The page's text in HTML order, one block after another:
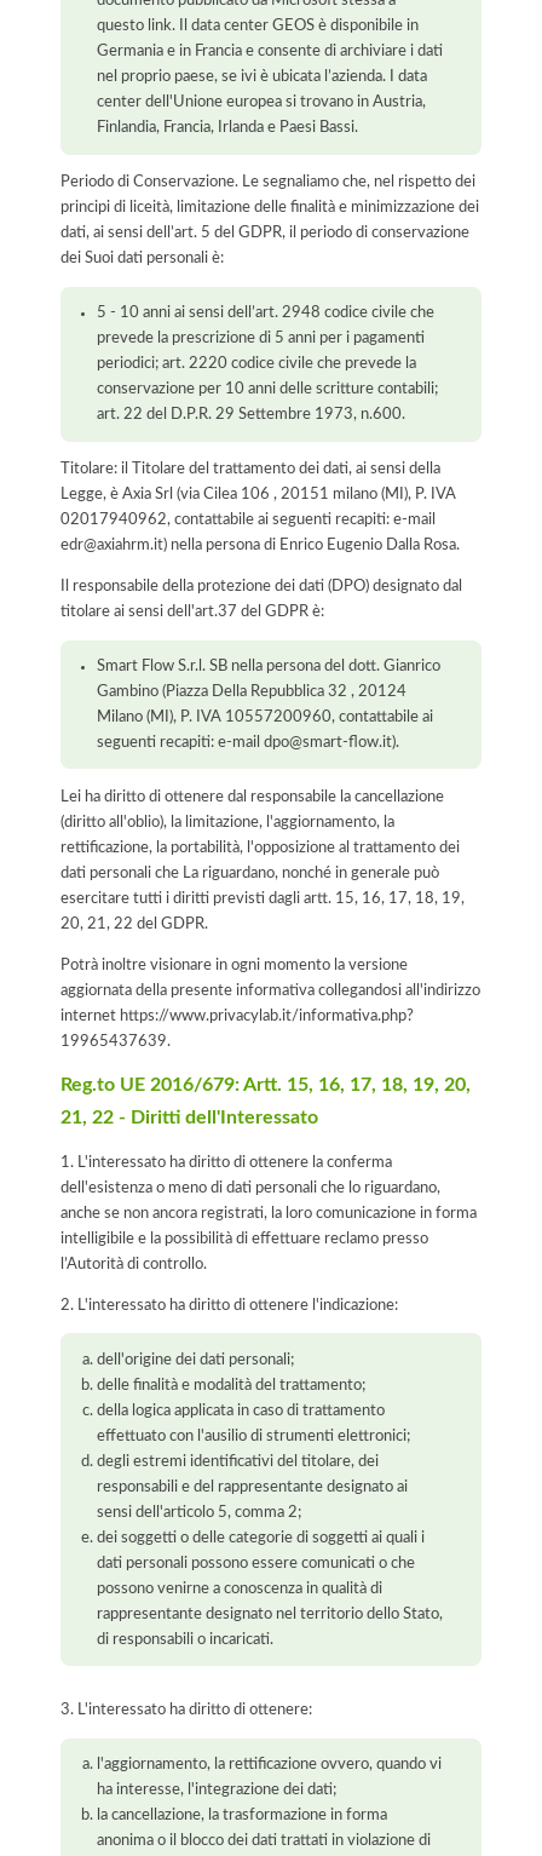
questo link. Il data center GEOS è disponibile in
Germania e in Francia e consente di archiviare i dati
nel proprio paese, se ivi è ubicata l’azienda. I data
center dell'Unione europea si trovano in Austria,
Finlandia, Francia, Irlanda e Paesi Bassi.
Periodo di Conservazione. Le segnaliamo che, nel rispetto dei
principi di liceità, limitazione delle finalità e minimizzazione dei
dati, ai sensi dell’art. 5 del GDPR, il periodo di conservazione
dei Suoi dati personali è:
5 - 10 anni ai sensi dell’art. 2948 codice civile che
prevede la prescrizione di 5 anni per i pagamenti
periodici; art. 2220 codice civile che prevede la
conservazione per 10 anni delle scritture contabili;
art. 22 del D.P.R. 29 Settembre 1973, n.600.
Titolare: il Titolare del trattamento dei dati, ai sensi della
Legge, è Axia Srl (via Cilea 106 , 20151 milano (MI), P. IVA
02017940962, contattabile ai seguenti recapiti: e-mail
edr@axiahrm.it) nella persona di Enrico Eugenio Dalla Rosa.
Il responsabile della protezione dei dati (DPO) designato dal
titolare ai sensi dell'art.37 del GDPR è:
Smart Flow S.r.l. SB nella persona del dott. Gianrico
Gambino (Piazza Della Repubblica 32 , 20124
Milano (MI), P. IVA 10557200960, contattabile ai
seguenti recapiti: e-mail dpo@smart-flow.it).
Lei ha diritto di ottenere dal responsabile la cancellazione
(diritto all'oblio), la limitazione, l'aggiornamento, la
rettificazione, la portabilità, l'opposizione al trattamento dei
dati personali che La riguardano, nonché in generale può
esercitare tutti i diritti previsti dagli artt. 15, 16, 17, 18, 19,
20, 21, 22 del GDPR.
Potrà inoltre visionare in ogni momento la versione
aggiornata della presente informativa collegandosi all'indirizzo
internet https://www.privacylab.it/informativa.php?
19965437639.
Reg.to UE 2016/679: Artt. 15, 16, 17, 18, 19, 20,
21, 22 - Diritti dell'Interessato
1. L'interessato ha diritto di ottenere la conferma
dell'esistenza o meno di dati personali che lo riguardano,
anche se non ancora registrati, la loro comunicazione in forma
intelligibile e la possibilità di effettuare reclamo presso
l’Autorità di controllo.
2. L'interessato ha diritto di ottenere l'indicazione:
dell'origine dei dati personali;
delle finalità e modalità del trattamento;
della logica applicata in caso di trattamento
effettuato con l'ausilio di strumenti elettronici;
degli estremi identificativi del titolare, dei
responsabili e del rappresentante designato ai
sensi dell'articolo 5, comma 2;
dei soggetti o delle categorie di soggetti ai quali i
dati personali possono essere comunicati o che
possono venirne a conoscenza in qualità di
rappresentante designato nel territorio dello Stato,
di responsabili o incaricati.
3. L'interessato ha diritto di ottenere:
l'aggiornamento, la rettificazione ovvero, quando vi
ha interesse, l'integrazione dei dati;
la cancellazione, la trasformazione in forma
anonima o il blocco dei dati trattati in violazione di